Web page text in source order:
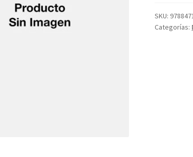
SKU:
Categorías: